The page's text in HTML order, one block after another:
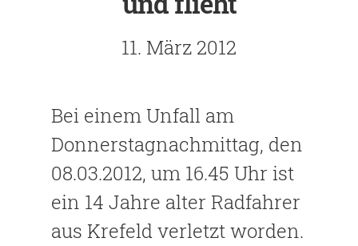
11. März 2012
Bei einem Unfall am
Donnerstagnachmittag, den
08.03.2012, um 16.45 Uhr ist
ein 14 Jahre alter Radfahrer
aus Krefeld verletzt worden.